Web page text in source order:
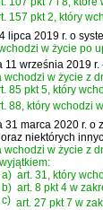
157 pkt 2, który
lipca 2019 r. o
w życie po
11 września 2019
wchodzi w życie z
85 pkt 5, który
88, który wchodzi
31 marca 2020 r.
niektórych
wchodzi w życie z
a) art. 31, który
b) art. 8 pkt 4 w
c) art. 27 pkt 7 w